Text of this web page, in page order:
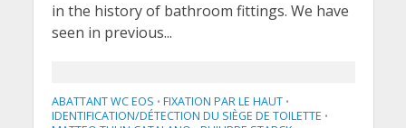
in the history of bathroom fittings. We have
seen in previous...
ABATTANT WC EOS • FIXATION PAR LE HAUT •
IDENTIFICATION/DÉTECTION DU SIÈGE DE TOILETTE •